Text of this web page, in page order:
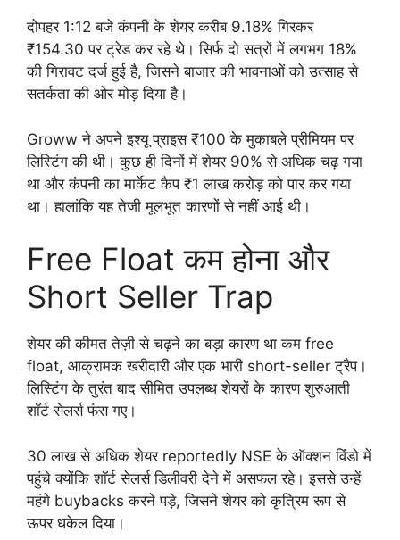
दोपहर 1:12 बजे कंपनी के शेयर करीब 9.18% गिरकर
₹154.30 पर ट्रेड कर रहे थे। सिर्फ दो सत्रों में लगभग 18%
की गिरावट दर्ज हुई है, जिसने बाजार की भावनाओं को उत्साह से
सतर्कता की ओर मोड़ दिया है।
Groww ने अपने इश्यू प्राइस ₹100 के मुकाबले प्रीमियम पर
लिस्टिंग की थी। कुछ ही दिनों में शेयर 90% से अधिक चढ़ गया
था और कंपनी का मार्केट कैप ₹1 लाख करोड़ को पार कर गया
था। हालांकि यह तेजी मूलभूत कारणों से नहीं आई थी।
Free Float कम होना और
Short Seller Trap
शेयर की कीमत तेज़ी से चढ़ने का बड़ा कारण था कम free
float, आक्रामक खरीदारी और एक भारी short-seller ट्रैप।
लिस्टिंग के तुरंत बाद सीमित उपलब्ध शेयरों के कारण शुरुआती
शॉर्ट सेलर्स फंस गए।
30 लाख से अधिक शेयर reportedly NSE के ऑक्शन विंडो में
पहुंचे क्योंकि शॉर्ट सेलर्स डिलीवरी देने में असफल रहे। इससे उन्हें
महंगे buybacks करने पड़े, जिसने शेयर को कृत्रिम रूप से
ऊपर धकेल दिया।